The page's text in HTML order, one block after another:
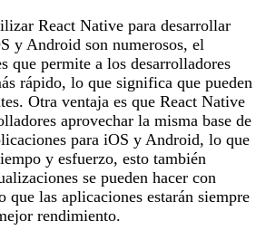
React Native para desarrollar
y Android son numerosos, el
que permite a los desarrolladores
rápido, lo que significa que pueden
Otra ventaja es que React Native
aprovechar la misma base de
para iOS y Android, lo que
y esfuerzo, esto también
se pueden hacer con
que las aplicaciones estarán siempre
rendimiento.